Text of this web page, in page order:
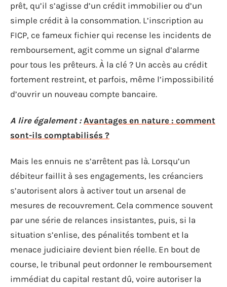
prêt, qu’il s’agisse d’un crédit immobilier ou d’un
simple crédit à la consommation. L’inscription au
FICP, ce fameux fichier qui recense les incidents de
remboursement, agit comme un signal d’alarme
pour tous les prêteurs. À la clé ? Un accès au crédit
fortement restreint, et parfois, même l’impossibilité
d’ouvrir un nouveau compte bancaire.
A lire également : Avantages en nature : comment
sont-ils comptabilisés ?
Mais les ennuis ne s’arrêtent pas là. Lorsqu’un
débiteur faillit à ses engagements, les créanciers
s’autorisent alors à activer tout un arsenal de
mesures de recouvrement. Cela commence souvent
par une série de relances insistantes, puis, si la
situation s’enlise, des pénalités tombent et la
menace judiciaire devient bien réelle. En bout de
course, le tribunal peut ordonner le remboursement
immédiat du capital restant dû, voire autoriser la